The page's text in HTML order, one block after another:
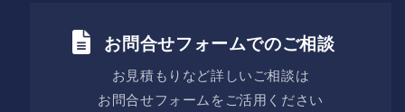
お問合せフォームでのご相談
お見積もりなど詳しいご相談は
お問合せフォームをご活用ください